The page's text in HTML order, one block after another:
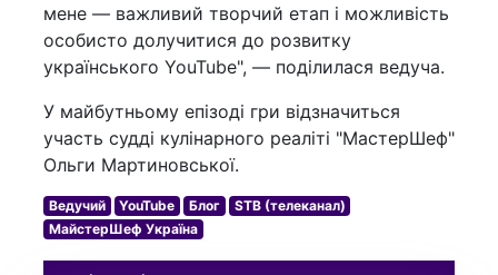
мене — важливий творчий етап і можливість
особисто долучитися до розвитку
українського YouTube", — поділилася ведуча.
У майбутньому епізоді гри відзначиться
участь судді кулінарного реаліті "МастерШеф"
Ольги Мартиновської.
Ведучий YouTube Блог
STB (телеканал)
МайстерШеф Україна